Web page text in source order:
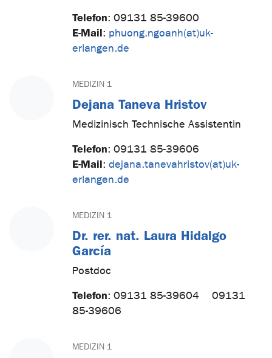
Telefon: 09131 85-39600
E-Mail: phuong.ngoanh(at)uk-
erlangen.de
MEDIZIN 1
Dejana Taneva Hristov
Medizinisch Technische Assistentin
Telefon: 09131 85-39606
E-Mail: dejana.tanevahristov(at)uk-
erlangen.de
MEDIZIN 1
Dr. rer. nat. Laura Hidalgo
García
Postdoc
Telefon: 09131 85-39604
09131
85-39606
MEDIZIN 1